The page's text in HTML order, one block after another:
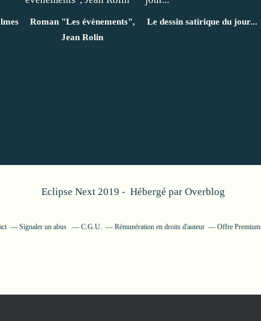
Roman "Les évènements",
Jean Rolin
Le dessin satirique du jour...
Eclipse Next 2019 - Hébergé par Overblog
Signaler un abus C.G.U. Rémunération en droits d'auteur Offre Premium